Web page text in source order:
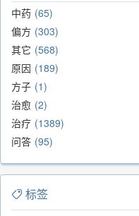
中药 65
偏方 303
其它 568
原因 189
方子 1
治愈 2
治疗 1389
问答 95
标签